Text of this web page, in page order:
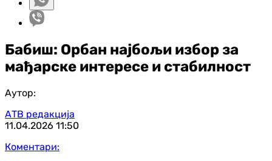
Бабиш: Орбан најбољи избор за
мађарске интересе и стабилност
Аутор:
АТВ редакција
11.04.2026 11:50
Коментари: